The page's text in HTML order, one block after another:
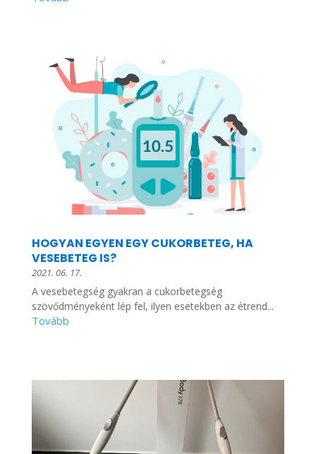
HOGYAN EGYEN EGY CUKORBETEG, HA
VESEBETEG IS?
2021. 06. 17.
A vesebetegség gyakran a cukorbetegség
szövődményeként lép fel, ilyen esetekben az étrend...